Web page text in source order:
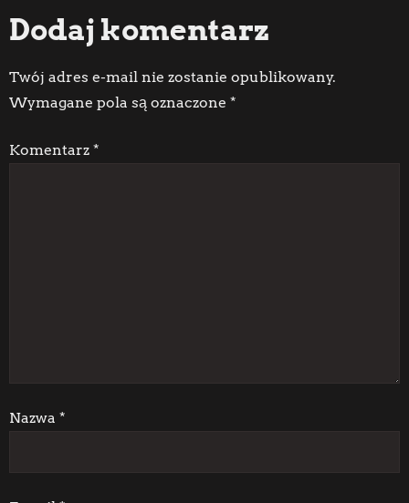
w
i
a
p
i
s
Dodaj komentarz
Twój adres e-mail nie zostanie opublikowany.
Wymagane pola są oznaczone *
Komentarz *
Nazwa *